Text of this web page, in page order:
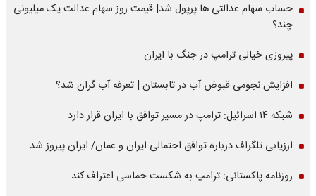
حساب سهام عدالتی ها پرپول شد| قیمت روز سهام عدالت یک میلیونی
چند؟
پیروزی خیالی ترامپ در جنگ با ایران
افزایش نجومی قبوض آب در تابستان | تعرفه آب گران شد؟
شبکه ۱۴ اسرائیل: ترامپ در مسیر توافق با ایران قرار دارد
ارزیابی تلگراف درباره توافق احتمالی ایران و عمان/ ایران پیروز شد
روزنامه پاکستانی: ترامپ به شکست حماسی اعتراف کند